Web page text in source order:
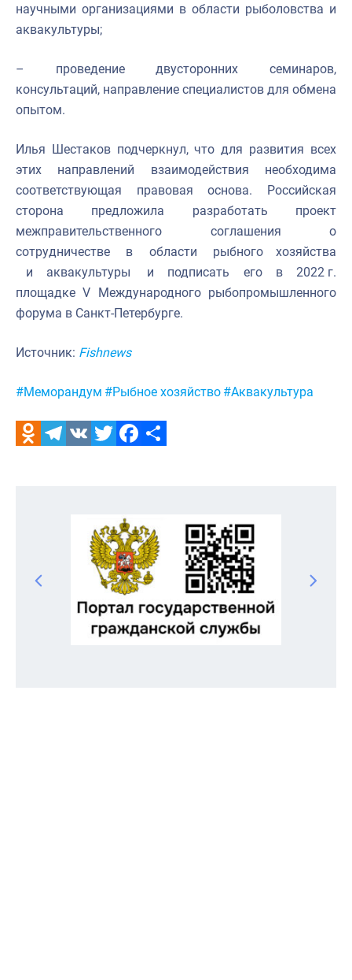
научными организациями в области рыболовства и
аквакультуры;
– проведение двусторонних семинаров,
консультаций, направление специалистов для обмена
опытом.
Илья Шестаков подчеркнул, что для развития всех
этих направлений взаимодействия необходима
соответствующая правовая основа. Российская
сторона предложила разработать проект
межправительственного соглашения о
сотрудничестве в области рыбного хозяйства
и аквакультуры и подписать его в 2022 г.
площадке V Международного рыбопромышленного
форума в Санкт-Петербурге.
Источник: Fishnews
Метки:
#Меморандум #Рыбное хозяйство #Аквакультура